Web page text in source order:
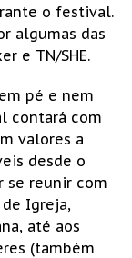
o festival.
algumas das
e TN/SHE.
pé e nem
contará com
valores a
desde o
se reunir com
Igreja,
até aos
(também